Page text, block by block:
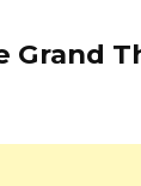
Grand